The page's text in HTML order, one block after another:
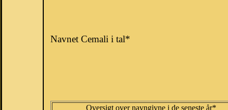
Navnet Cemali i tal*
Oversigt over navngivne i de seneste år*